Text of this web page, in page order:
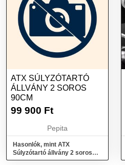
ATX SÚLYZÓTARTÓ
ÁLLVÁNY 2 SOROS
90CM
99 900 Ft
Pepita
Hasonlók, mint ATX
Súlyzótartó állvány 2 soros
90cm